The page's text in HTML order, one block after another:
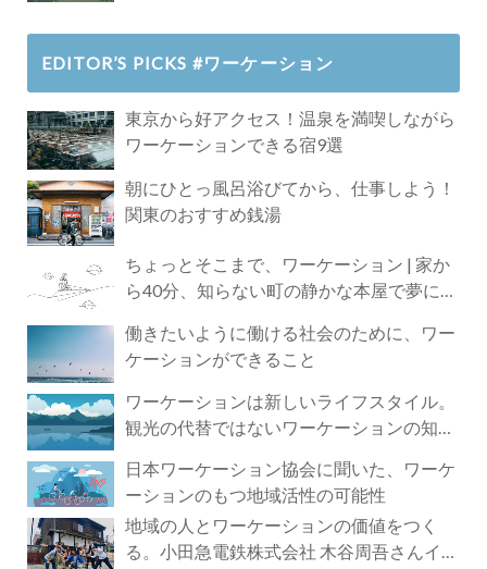
EDITOR’S PICKS #ワーケーション
東京から好アクセス！温泉を満喫しながら
ワーケーションできる宿9選
朝にひとっ風呂浴びてから、仕事しよう！
関東のおすすめ銭湯
ちょっとそこまで、ワーケーション | 家か
ら40分、知らない町の静かな本屋で夢に近
働きたいように働ける社会のために、ワー
ケーションができること
ワーケーションは新しいライフスタイル。
観光の代替ではないワーケーションの知ら
日本ワーケーション協会に聞いた、ワーケ
ーションのもつ地域活性の可能性
地域の人とワーケーションの価値をつく
る。小田急電鉄株式会社 木谷周吾さんイン